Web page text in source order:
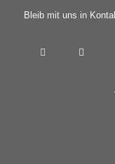
Bleib mit uns in